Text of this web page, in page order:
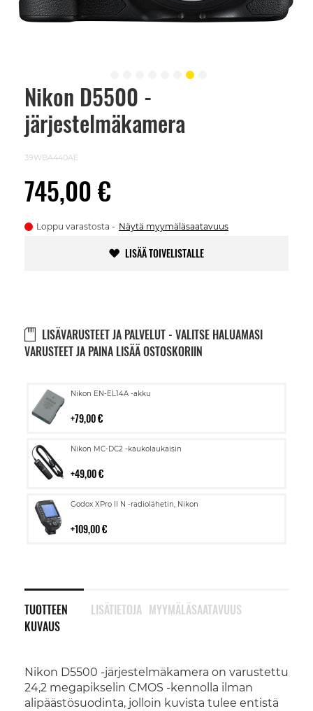
Nikon D5500 -
järjestelmäkamera
39WBA440AE
745,00 €
Loppu varastosta Näytä myymäläsaatavuus
LISÄÄ TOIVELISTALLE
LISÄVARUSTEET JA PALVELUT - VALITSE HALUAMASI
VARUSTEET JA PAINA LISÄÄ OSTOSKORIIN
Nikon EN-EL14A -akku
79,00 €
Lisää
Nikon MC-DC2 -kaukolaukaisin
49,00 €
Lisää
Godox XPro II N -radiolähetin, Nikon
109,00 €
Lisää
TUOTTEEN
KUVAUS
Nikon D5500 -järjestelmäkamera on varustettu
24,2 megapikselin CMOS -kennolla ilman
alipäästösuodinta, jolloin kuvista tulee entistä
LISÄTIETOJA MYYMÄLÄSAATAVUUS
Skip
beginning
images